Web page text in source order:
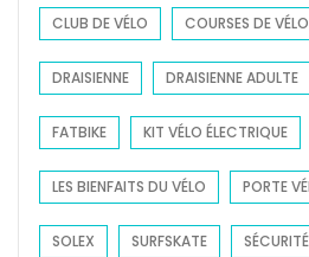
CLUB DE VÉLO COURSES DE
DRAISIENNE DRAISIENNE ADULTE
FATBIKE KIT VÉLO ÉLECTRIQUE
LES BIENFAITS DU VÉLO PORTE
SOLEX SURFSKATE